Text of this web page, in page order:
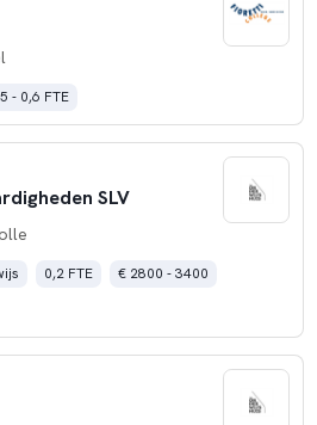
- 0,6 FTE
SLV
0,2 FTE
€ 2800 - 3400